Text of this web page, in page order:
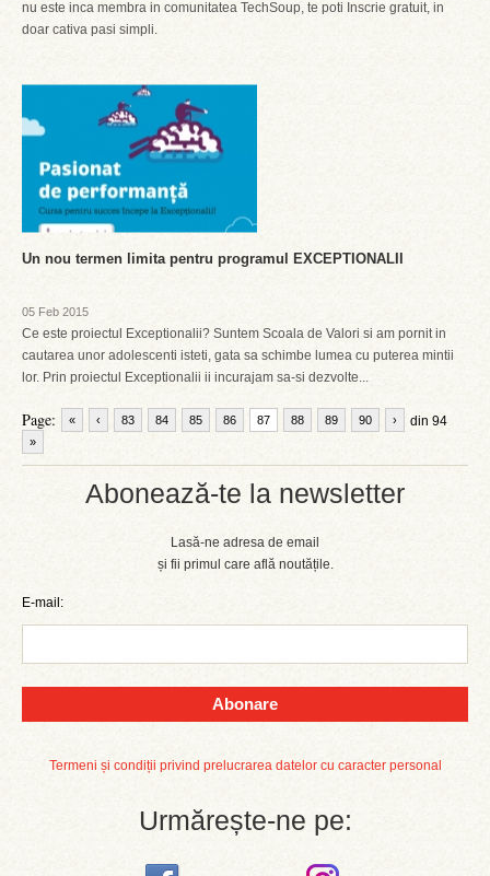
Abonează-te la newsletter
Lasă-ne adresa de email
și fii primul care află noutățile.
E-mail:
Abonare
Termeni și condiții privind prelucrarea datelor cu caracter personal
Urmărește-ne pe:
nu este inca membra in comunitatea TechSoup, te poti Inscrie gratuit, in
doar cativa pasi simpli.
Un nou termen limita pentru programul EXCEPTIONALII
05 Feb 2015
Ce este proiectul Exceptionalii? Suntem Scoala de Valori si am pornit in
cautarea unor adolescenti isteti, gata sa schimbe lumea cu puterea mintii
lor. Prin proiectul Exceptionalii ii incurajam sa-si dezvolte...
Page: « ‹ 83 84 85 86 87 88 89 90 din 94
›
»